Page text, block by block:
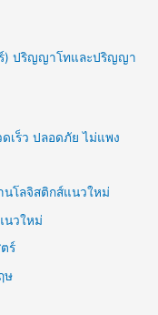
ร์) ปริญญาโทและปริญญา
เร็ว ปลอดภัย ไม่แพง
นโลจิสติกส์แนวใหม่
นวใหม่
ร์
ษ